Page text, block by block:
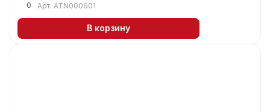
0 Арт. ATN000601
В корзину